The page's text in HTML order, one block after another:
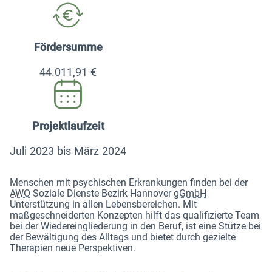
Fördersumme
44.011,91 €
Projektlaufzeit
Juli 2023 bis März 2024
Menschen mit psychischen Erkrankungen finden bei der
AWO Soziale Dienste Bezirk HannovergGmbH
Unterstützung in allen Lebensbereichen. Mit
maßgeschneiderten Konzepten hilft das qualifizierte Team
bei der Wiedereingliederung in den Beruf, ist eine Stütze bei
der Bewältigung des Alltags und bietet durch gezielte
Therapien neue Perspektiven.